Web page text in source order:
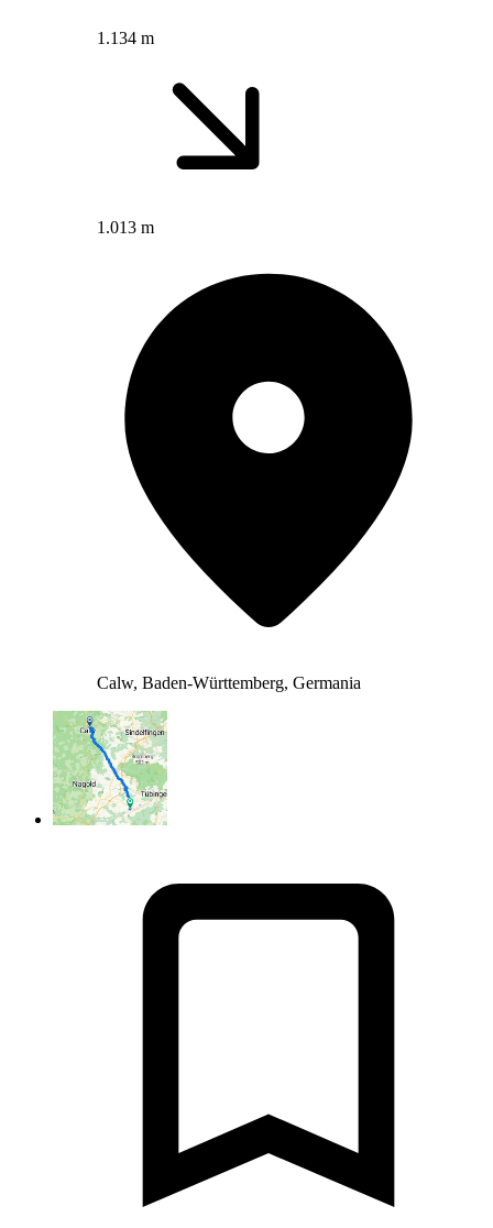
1.134 m
1.013 m
Calw, Baden-Württemberg, Germania